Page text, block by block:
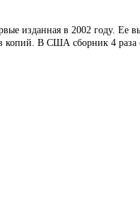
изданная в 2002 году. Ее
копий. В США сборник 4 раза